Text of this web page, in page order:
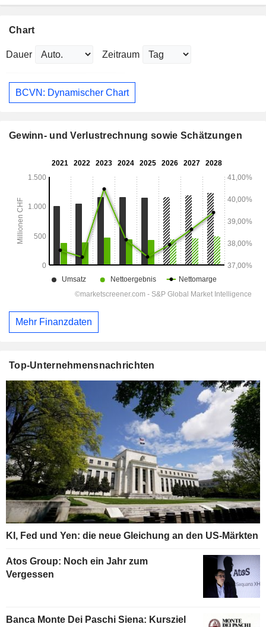
Chart
Dauer Zeitraum
BCVN: Dynamischer Chart
Gewinn- und Verlustrechnung sowie Schätzungen
Mehr Finanzdaten
Top-Unternehmensnachrichten
KI, Fed und Yen: die neue Gleichung an den US-Märkten
Atos Group: Noch ein Jahr zum
Vergessen
Banca Monte Dei Paschi Siena: Kursziel